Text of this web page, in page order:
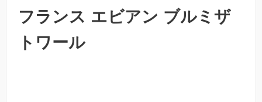
フランス エビアン ブルミザ
トワール